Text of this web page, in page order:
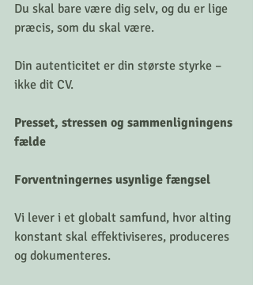
Du skal bare være dig selv, og du er lige
præcis, som du skal være.
Din autenticitet er din største styrke –
ikke dit CV.
Presset, stressen og sammenligningens
fælde
Forventningernes usynlige fængsel
Vi lever i et globalt samfund, hvor alting
konstant skal effektiviseres, produceres
og dokumenteres.